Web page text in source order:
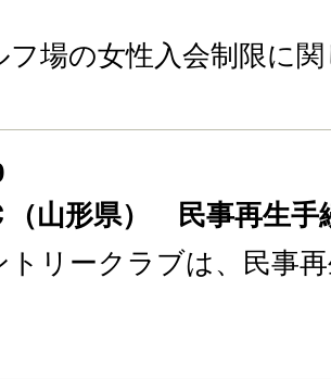
場の女性入会制限に
（山形県） 民事再生手
トリークラブは、民事